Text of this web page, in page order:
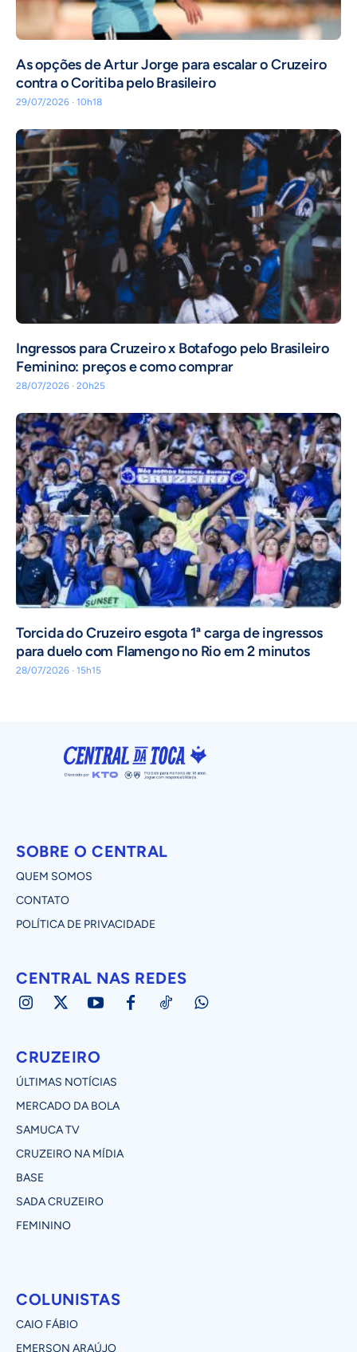
As opções de Artur Jorge para escalar o Cruzeiro
contra o Coritiba pelo Brasileiro
29/07/2026 · 10h18
Ingressos para Cruzeiro x Botafogo pelo Brasileiro
Feminino: preços e como comprar
28/07/2026 · 20h25
Torcida do Cruzeiro esgota 1ª carga de ingressos
para duelo com Flamengo no Rio em 2 minutos
28/07/2026 · 15h15
SOBRE O CENTRAL
QUEM SOMOS
CONTATO
POLÍTICA DE PRIVACIDADE
CENTRAL NAS REDES
CRUZEIRO
ÚLTIMAS NOTÍCIAS
MERCADO DA BOLA
SAMUCA TV
CRUZEIRO NA MÍDIA
BASE
SADA CRUZEIRO
FEMININO
COLUNISTAS
CAIO FÁBIO
EMERSON ARAÚJO